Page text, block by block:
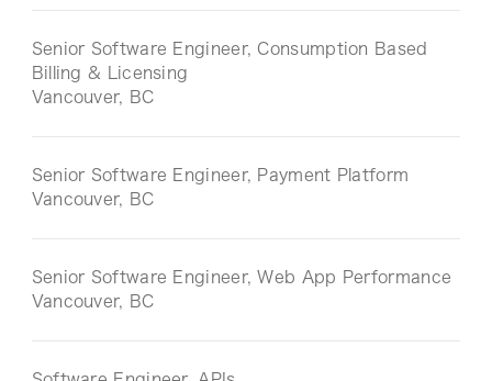
Senior Software Engineer, Consumption Based
Billing & Licensing
Vancouver, BC
Senior Software Engineer, Payment Platform
Vancouver, BC
Senior Software Engineer, Web App Performance
Vancouver, BC